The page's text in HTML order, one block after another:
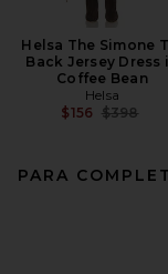
Helsa The Simone
Back Jersey Dress
Coffee Bean
Helsa
$156 Previous
$398
PARA